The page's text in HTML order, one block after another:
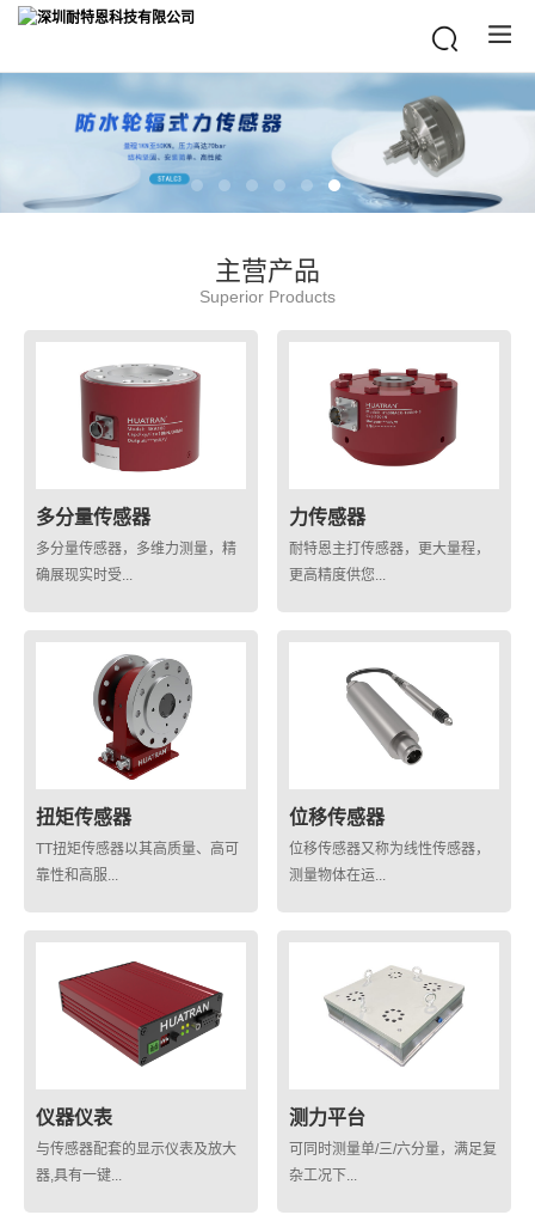
主营产品
Superior Products
多分量传感器
多分量传感器，多维力测量，精
确展现实时受...
力传感器
耐特恩主打传感器，更大量程，
更高精度供您...
扭矩传感器
TT扭矩传感器以其高质量、高可
靠性和高服...
位移传感器
位移传感器又称为线性传感器，
测量物体在运...
仪器仪表
与传感器配套的显示仪表及放大
器,具有一键...
测力平台
可同时测量单/三/六分量，满足复
杂工况下...